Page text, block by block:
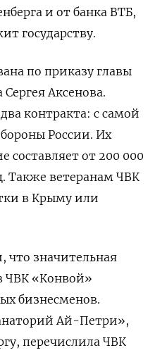
и от банка ВТБ,
государству.
по приказу главы
Аксенова.
контракта: с самой
России. Их
составляет от 200 000
Также ветеранам ЧВК
в Крыму или
значительная
ЧВК «Конвой»
бизнесменов.
Ай-Петри»,
перечислила ЧВК